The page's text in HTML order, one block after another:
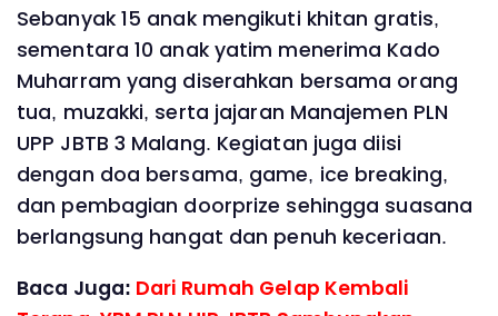
Sebanyak 15 anak mengikuti khitan gratis,
sementara 10 anak yatim menerima Kado
Muharram yang diserahkan bersama orang
tua, muzakki, serta jajaran Manajemen PLN
UPP JBTB 3 Malang. Kegiatan juga diisi
dengan doa bersama, game, ice breaking,
dan pembagian doorprize sehingga suasana
berlangsung hangat dan penuh keceriaan.
Baca Juga: Dari Rumah Gelap Kembali